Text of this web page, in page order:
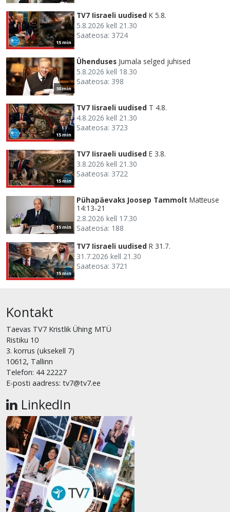
15 min
TV7 Iisraeli uudised K 5.8.
5.8.2026 kell 21.30
Saateosa: 3724
30 min
Ühenduses Jumala selged juhised
5.8.2026 kell 18.30
Saateosa: 398
15 min
TV7 Iisraeli uudised T 4.8.
4.8.2026 kell 21.30
Saateosa: 3723
15 min
TV7 Iisraeli uudised E 3.8.
3.8.2026 kell 21.30
Saateosa: 3722
15 min
Pühapäevaks Joosep Tammolt Matteuse
14:13-21
2.8.2026 kell 17.30
Saateosa: 188
15 min
TV7 Iisraeli uudised R 31.7.
31.7.2026 kell 21.30
Saateosa: 3721
Kontakt
Taevas TV7 Kristlik Ühing MTÜ
Ristiku 10
3. korrus (uksekell 7)
10612, Tallinn
Telefon: 44 22227
E-posti aadress: tv7@tv7.ee
LinkedIn